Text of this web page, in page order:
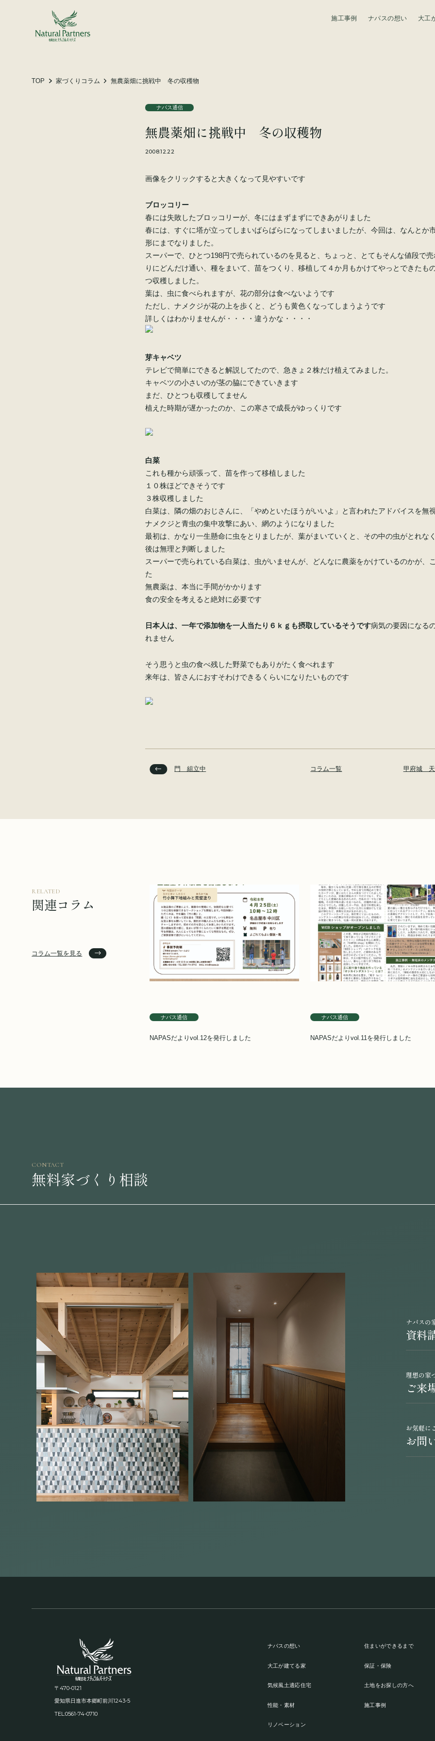
施工事例 ナパスの想い 大工
TOP 家づくりコラム 無農薬畑に挑戦中 冬の収穫物
ナパス通信
無農薬畑に挑戦中 冬の収穫物
2008.12.22
画像をクリックすると大きくなって見やすいです
ブロッコリー
春には失敗したブロッコリーが、冬にはまずまずにできあがりました
春には、すぐに塔が立ってしまいばらばらになってしまいましたが、今回は、なんとか
形にまでなりました。
スーパーで、ひとつ198円で売られているのを見ると、ちょっと、とてもそんな値段で
りにどんだけ通い、種をまいて、苗をつくり、移植して４か月もかけてやっとできたも
つ収穫しました。
葉は、虫に食べられますが、花の部分は食べないようです
ただし、ナメクジが花の上を歩くと、どうも黄色くなってしまうようです
詳しくはわかりませんが・・・・違うかな・・・・
芽キャベツ
テレビで簡単にできると解説してたので、急きょ２株だけ植えてみました。
キャベツの小さいのが茎の脇にできていきます
まだ、ひとつも収穫してません
植えた時期が遅かったのか、この寒さで成長がゆっくりです
白菜
これも種から頑張って、苗を作って移植しました
１０株ほどできそうです
３株収穫しました
白菜は、隣の畑のおじさんに、「やめといたほうがいいよ」と言われたアドバイスを無
ナメクジと青虫の集中攻撃にあい、網のようになりました
最初は、かなり一生懸命に虫をとりましたが、葉がまいていくと、その中の虫がとれな
後は無理と判断しました
スーパーで売られている白菜は、虫がいませんが、どんなに農薬をかけているのかが、
た
無農薬は、本当に手間がかかります
食の安全を考えると絶対に必要です
日本人は、一年で添加物を一人当たり６ｋｇも摂取しているそうです病気の要因になる
れません
そう思うと虫の食べ残した野菜でもありがたく食べれます
来年は、皆さんにおすそわけできるくらいになりたいものです
門 組立中 コラム一覧 甲府城 天
RELATED
関連コラム
コラム一覧を見る
ナパス通信
NAPASだよりvol.12を発行しました
ナパス通信
NAPASだよりvol.11を発行しました
CONTACT
無料家づくり相談
ナパスの
資料
理想の家
ご来
お気軽に
お問
〒470-0121
愛知県日進市本郷町前川 1243-5
TEL:0561-74-0710
ナパスの想い
大工が建てる家
気候風土適応住宅
性能・素材
リノベーション
住まいができるまで
保証・保険
土地をお探しの方へ
施工事例
会社概要
スタッフ紹介